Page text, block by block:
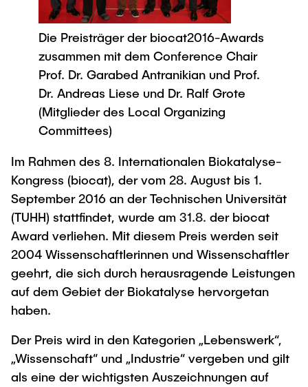
Newsroom
Press Release
Flyers and brochures
University magazine spektrum
Events
Merchandise-Shop
Working at TU Hamburg
Job opportunities
Faculty recruiting
Information for new employees
Internal Information
Advice and contact
New@tuhh
Around student life
study organization
AI in Education
After Graduation
Alumni
Career Center
Graduate Academy
Doctoral Degrees
Continuing Education
UNU HUB "Engineering to Face Climate
Change"
Research Funding
Early Career Research Support
Future Lectures
Team
Research & Transfer News
Interdisciplinary Workshop of the FSP
Technologies"
Process Engineering
Study programs
Research and Institutes
Technology and Innovation in Education
News
Study programs
Research and Institutes
Management Sciences and Technology
Study Programs
Mechanical Engineering
Study programs
Joint School of Multidisciplinary Studies
Exchange students
Intercultural Hub
International Scholars & Guests
Partnerships and Strategy
Study Exchange Partnerships
How to establish partnerships
Strategy
ECIU University
Contacts & International Team
Die Preisträger der biocat2016-Awards
zusammen mit dem Conference Chair
Prof. Dr. Garabed Antranikian und Prof.
Dr. Andreas Liese und Dr. Ralf Grote
(Mitglieder des Local Organizing
Committees)
Im Rahmen des 8. Internationalen Biokatalyse-
Kongress (biocat), der vom 28. August bis 1.
September 2016 an der Technischen Universität
(TUHH) stattfindet, wurde am 31.8. der biocat
Award verliehen. Mit diesem Preis werden seit
2004 Wissenschaftlerinnen und Wissenschaftler
geehrt, die sich durch herausragende Leistungen
auf dem Gebiet der Biokatalyse hervorgetan
haben.
Der Preis wird in den Kategorien „Lebenswerk“,
„Wissenschaft“ und „Industrie“ vergeben und gilt
als eine der wichtigsten Auszeichnungen auf